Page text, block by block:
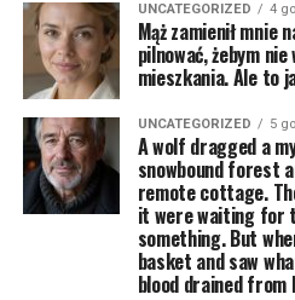
UNCATEGORIZED 4
Mąż zamienił mnie
pilnować, żebym
mieszkania. Ale to
UNCATEGORIZED 5
A wolf dragged a
snowbound forest
remote cottage.
it were waiting for
something. But
basket and saw
blood drained